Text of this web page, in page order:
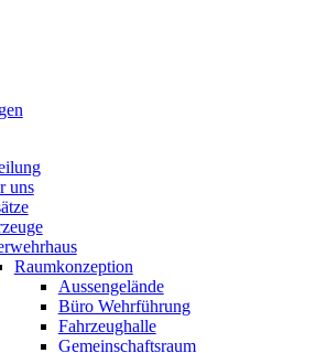
Feuerwehr
v.d.H.
uns
Raumkonzeption
Aussengelände
Büro Wehrführung
Fahrzeughalle
Gemeinschaftsraum